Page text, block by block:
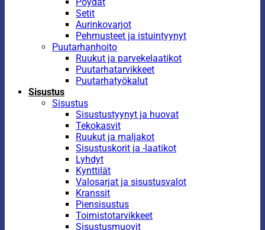
Setit
Aurinkovarjot
Pehmusteet ja istuintyynyt
Puutarhanhoito
Ruukut ja parvekelaatikot
Puutarhatarvikkeet
Puutarhatyökalut
Sisustus
Sisustus
Sisustustyynyt ja huovat
Tekokasvit
Ruukut ja maljakot
Sisustuskorit ja -laatikot
Lyhdyt
Kynttilät
Valosarjat ja sisustusvalot
Kranssit
Piensisustus
Toimistotarvikkeet
Sisustusmuovit